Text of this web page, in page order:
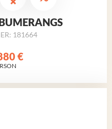
181664
€